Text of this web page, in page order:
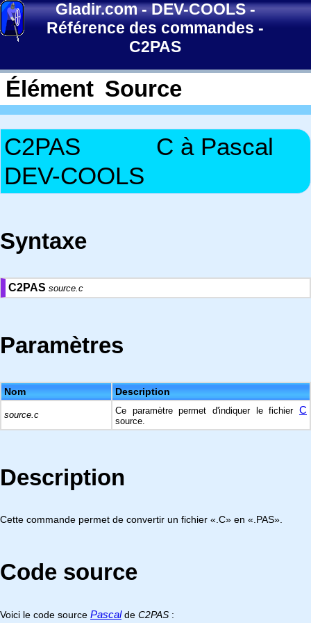
Gladir.com-DEV-COOLS-
Référence des commandes -
C2PAS
Élément Source
C2PAS
C à Pascal
DEV-COOLS
Syntaxe
C2PAS source.c
Paramètres
Nom Description
source.c Ce paramètre permet d'indiquer le fichier C
source.
Description
Cette commande permet de convertir un fichier «.C» en «.PAS».
Code source
Voici le code source Pascalde C2PAS :